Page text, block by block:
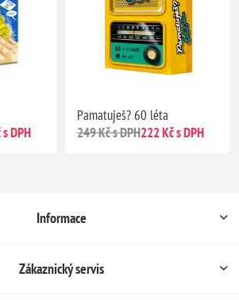
DPH
Pamatuješ? 60 léta
249 Kč s DPH222 Kč s DPH
Informace
Zákaznický servis